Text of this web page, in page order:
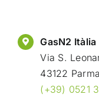
GasN2
Via S.
43122 Parma
(+39) 0521